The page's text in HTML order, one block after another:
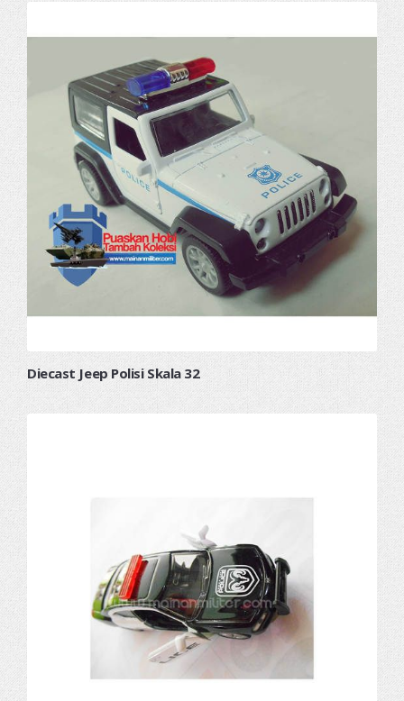
Diecast Jeep Polisi Skala 32